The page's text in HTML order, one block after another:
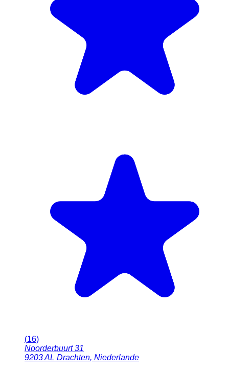
(16)
Noorderbuurt 31
9203 AL Drachten, Niederlande